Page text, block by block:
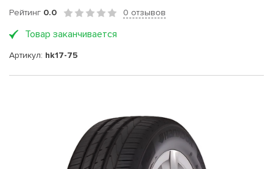
Рейтинг 0.0 0 отзывов
Товар заканчивается
Артикул: hk17-75